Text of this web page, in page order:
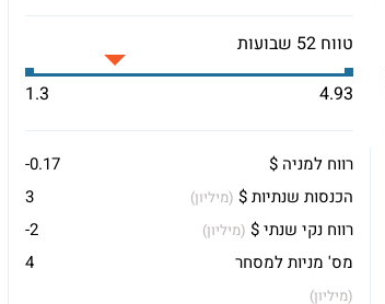
טווח 52 שבועות
4.93
1.3
רווח למניה $
-0.17
הכנסות שנתיות $ (מיליון)
3
רווח נקי שנתי $ (מיליון)
-2
מס' מניות למסחר
(מיליון)
4